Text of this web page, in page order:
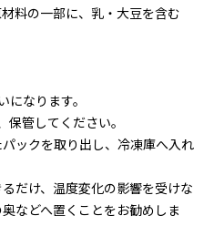
料の一部に、乳・大豆を含む
になります。
保管してください。
ックを取り出し、冷凍庫へ入れ
だけ、温度変化の影響を受けな
などへ置くことをお勧めしま